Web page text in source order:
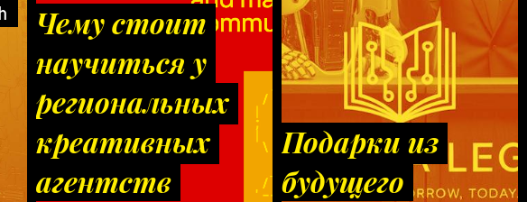
Чему стоит
научиться у
региональных
креативных
агентств
Подарки из
будущего